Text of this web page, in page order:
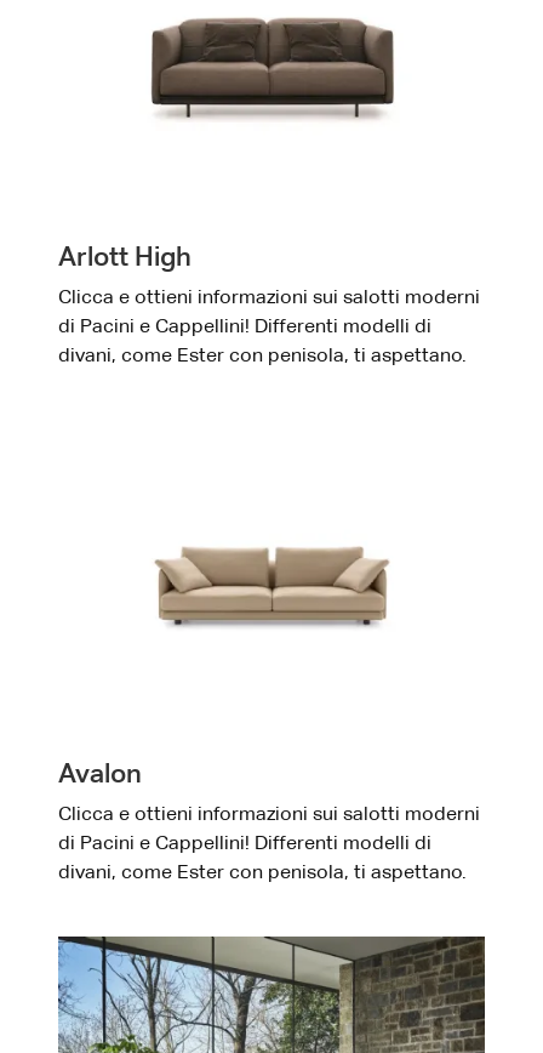
Arlott High
Clicca e ottieni informazioni sui salotti moderni
di Pacini e Cappellini! Differenti modelli di
divani, come Ester con penisola, ti aspettano.
Avalon
Clicca e ottieni informazioni sui salotti moderni
di Pacini e Cappellini! Differenti modelli di
divani, come Ester con penisola, ti aspettano.